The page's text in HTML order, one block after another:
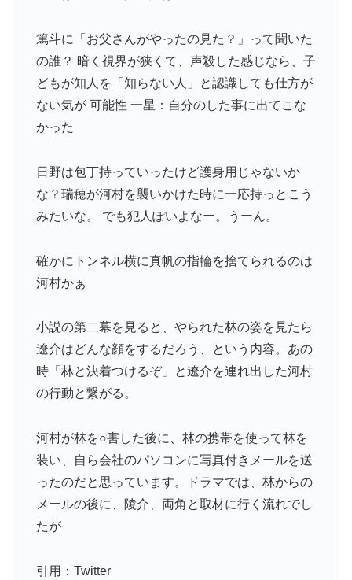
篤斗に「お父さんがやったの見た？」って聞いた
の誰？ 暗く視界が狭くて、声殺した感じなら、子
どもが知人を「知らない人」と認識しても仕方が
ない気が 可能性 一星：自分のした事に出てこな
かった
日野は包丁持っていったけど護身用じゃないか
な？瑞穂が河村を襲いかけた時に一応持っとこう
みたいな。 でも犯人ぽいよなー。うーん。
確かにトンネル横に真帆の指輪を捨てられるのは
河村かぁ
小説の第二幕を見ると、やられた林の姿を見たら
遼介はどんな顔をするだろう、という内容。あの
時「 林と決着つけるぞ」と遼介を連れ出した河村
の行動と繋がる。
河村が林を○害した後に、林の携帯を使って林を
装い、自ら会社のパソコンに写真付き メールを送
ったのだと思っています。ドラマでは、林からの
メールの後に、陵介、両角と取材に行く流れでし
たが
引用：Twitter